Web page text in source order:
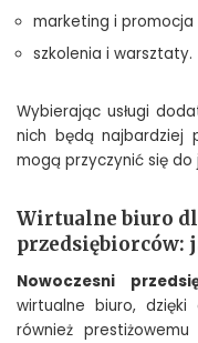
marketing i promocja
szkolenia i warsztaty.
Wybierając usługi
nich będą najbardziej
mogą przyczynić się do
Wirtualne biuro
przedsiębiorców:
Nowoczesni
wirtualne biuro, dzięki
również